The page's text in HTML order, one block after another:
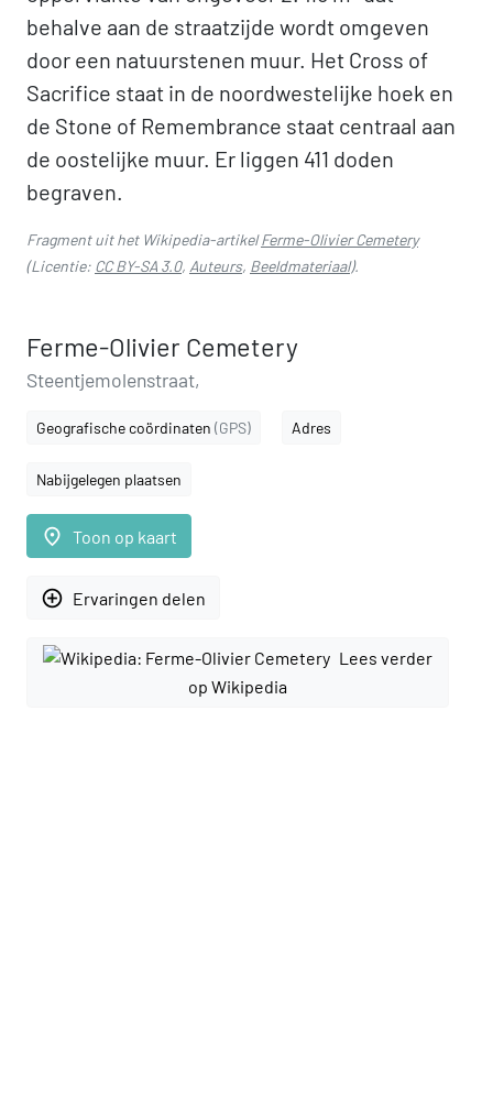
behalve aan de straatzijde wordt omgeven
door een natuurstenen muur. Het Cross of
Sacrifice staat in de noordwestelijke hoek en
de Stone of Remembrance staat centraal aan
de oostelijke muur. Er liggen 411 doden
begraven.
Fragment uit het Wikipedia-artikelFerme-Olivier Cemetery
(Licentie: CC BY-SA 3.0, Auteurs, Beeldmateriaal).
Ferme-Olivier Cemetery
Steentjemolenstraat,
Geografische coördinaten (GPS) Adres
Nabijgelegen plaatsen
place Toon op kaart
add_circle_outline Ervaringen delen
Lees verder
op Wikipedia